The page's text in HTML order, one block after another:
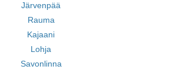
Järvenpää
Rauma
Kajaani
Lohja
Savonlinna